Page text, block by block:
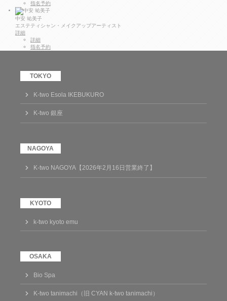
指名予約
中安 祐美子
エステティシャン・メイクアップアーティスト
詳細
詳細
指名予約
K-two Esola IKEBUKURO
K-two 銀座
K-two NAGOYA【2026年2月16日営業終了】
k-two kyoto emu
Bio Spa
K-two tanimachi（旧 CYAN k-two tanimachi）